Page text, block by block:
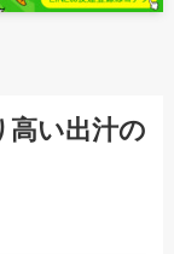
高い出汁の